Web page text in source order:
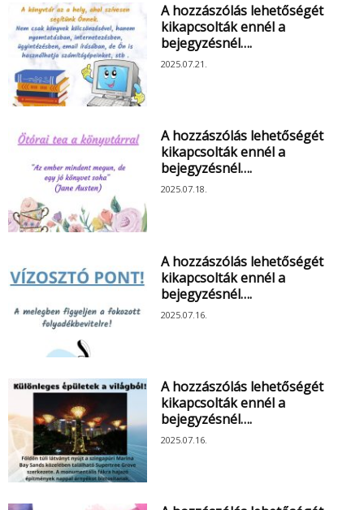
A hozzászólás lehetőségét
kikapcsolták ennél a
bejegyzésnél….
2025.07.21.
A hozzászólás lehetőségét
kikapcsolták ennél a
bejegyzésnél….
2025.07.18.
A hozzászólás lehetőségét
kikapcsolták ennél a
bejegyzésnél….
2025.07.16.
A hozzászólás lehetőségét
kikapcsolták ennél a
bejegyzésnél….
2025.07.16.